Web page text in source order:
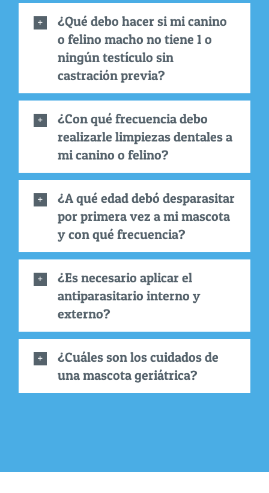
¿Qué debo hacer si mi canino
o felino macho no tiene 1 o
ningún testículo sin
castración previa?
¿Con qué frecuencia debo
realizarle limpiezas dentales a
mi canino o felino?
¿A qué edad debó desparasitar
por primera vez a mi mascota
y con qué frecuencia?
¿Es necesario aplicar el
antiparasitario interno y
externo?
¿Cuáles son los cuidados de
una mascota geriátrica?